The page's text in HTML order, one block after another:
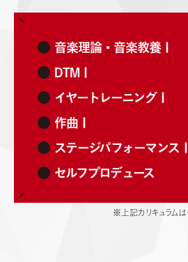
音楽理論・音楽教養Ⅰ
DTMⅠ
イヤートレーニングⅠ
作曲Ⅰ
ステージパフォーマンスⅠ
セルフプロデュース
※上記カリキュラムは